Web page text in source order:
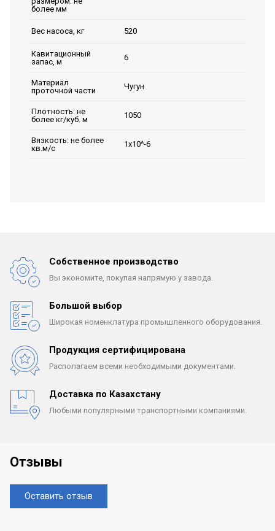
более мм
Вес насоса, кг 520
Кавитационный
запас, м
6
Материал
проточной части
Чугун
Плотность: не
более кг/куб. м
1050
Вязкость: не более
кв.м/с
1х10^-6
Собственное производство
Вы экономите, покупая напрямую у завода.
Большой выбор
Широкая номенклатура промышленного оборудования.
Продукция сертифицирована
Располагаем всеми необходимыми документами.
Доставка по Казахстану
Любыми популярными транспортными компаниями.
Отзывы
Оставить отзыв